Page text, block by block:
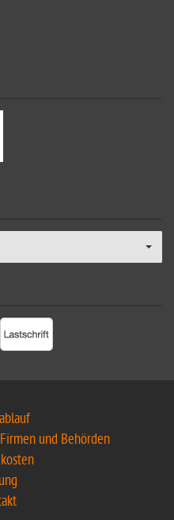
und Behörden